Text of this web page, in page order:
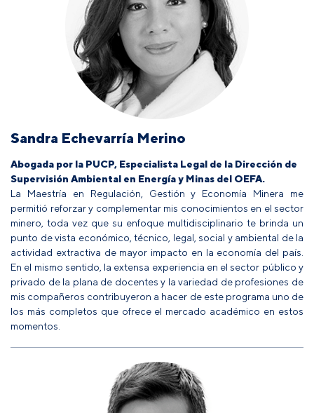
Sandra Echevarría Merino
Abogada por la PUCP, Especialista Legal de la Dirección de
Supervisión Ambiental en Energía y Minas del OEFA.
La Maestría en Regulación, Gestión y Economía Minera me
permitió reforzar y complementar mis conocimientos en el sector
minero, toda vez que su enfoque multidisciplinario te brinda un
punto de vista económico, técnico, legal, social y ambiental de la
actividad extractiva de mayor impacto en la economía del país.
En el mismo sentido, la extensa experiencia en el sector público y
privado de la plana de docentes y la variedad de profesiones de
mis compañeros contribuyeron a hacer de este programa uno de
los más completos que ofrece el mercado académico en estos
momentos.